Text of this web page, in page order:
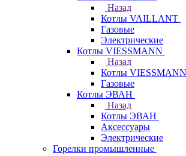
Назад
Котлы VAILLANT
Газовые
Электрические
Котлы VIESSMANN
Назад
Котлы VIESSMANN
Газовые
Котлы ЭВАН
Назад
Котлы ЭВАН
Аксессуары
Электрические
Горелки промышленные